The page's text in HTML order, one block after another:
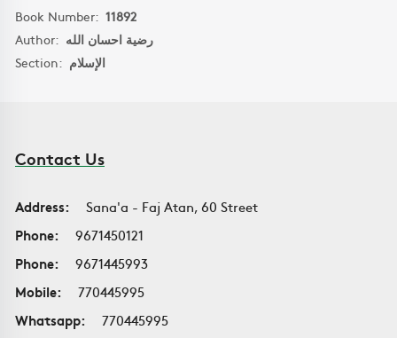
Book Number: 11892
Author: رضية احسان الله
Section: الإسلام
Contact Us
Address:
Sana'a - Faj Atan, 60 Street
Phone:
9671450121
Phone:
9671445993
Mobile:
770445995
Whatsapp:
770445995